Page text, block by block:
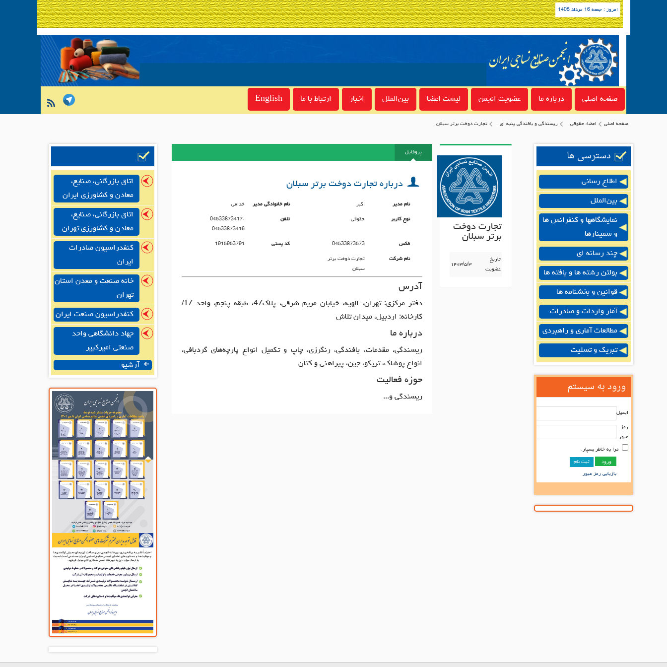
امروز : جمعه 16 مرداد 1405
صفحه اصلی درباره ما عضویت انجمن لیست اعضا بین‌الملل اخبار ارتباط با ما English
صفحه اصلی اعضاء حقوقی ريسندگى و بافندگى پنبه اي تجارت دوخت برتر سبلان
دسترسی ها
اطلاع رسانی
بین‌الملل
نمایشگاهها و کنفرانس ها
و سمینارها
چند رسانه ای
بولتن رشته ها و بافته ها
قوانین و بخشنامه ها
آمار واردات و صادرات
مطالعات آماری و راهبردی
تبریک و تسلیت
ورود به سیستم
ایمیل
رمز
عبور
مرا به خاطر بسپار.
ثبت نام
بازیابی رمز عبور
تجارت دوخت
برتر سبلان
تاریخ
عضویت
۱۴۰۳/۵/۳
پروفایل
درباره تجارت دوخت برتر سبلان
نام مدیر اکبر نام خانوادگی مدیر خدامی
نوع کاربر حقوقی تلفن
04533873417-
04533873416
فکس 04533873573 کد پستی 1915953791
نام شرکت
تجارت دوخت برتر
سبلان
آدرس
دفتر مرکزی: تهران، الهیه، خیابان مریم شرقی، پلاک47، طبقه پنجم، واحد 17/
کارخانه: اردبیل، میدان تلاش
درباره ما
ریسندگی، مقدمات، بافندگی، رنگرزی، چاپ و تکمیل انواع پارچه‌های گردبافی،
انواع پوشاک، تریکو، جین، پیراهنی و کتان
حوزه فعالیت
ریسندگی و...
اتاق بازرگانی، صنایع،
معادن و کشاورزی ایران
اتاق بازرگانی، صنایع،
معادن و کشاورزی تهران
کنفدراسیون صادرات
ایران
خانه صنعت و معدن استان
تهران
کنفدراسیون صنعت ایران
جهاد دانشگاهی واحد
صنعتی امیرکبیر
آرشیو